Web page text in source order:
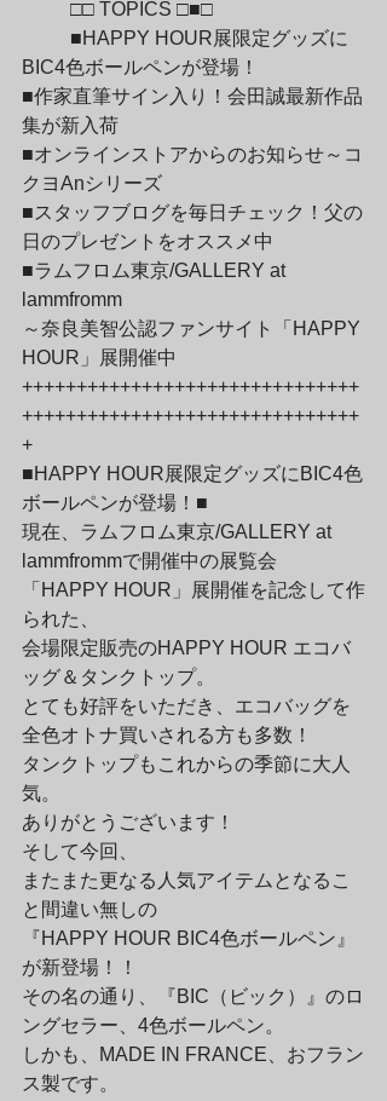
	□□ TOPICS □■□
BIC4色ボールペンが登場！
■作家直筆サイン入り！会田誠最新作品
集が新入荷
■オンラインストアからのお知らせ～コ
クヨAnシリーズ
■スタッフブログを毎日チェック！父の
日のプレゼントをオススメ中
■ラムフロム東京/GALLERY at
lammfromm
～奈良美智公認ファンサイト「HAPPY
HOUR」展開催中
+++++++++++++++++++++++++++++++
+++++++++++++++++++++++++++++++
+
■HAPPY HOUR展限定グッズにBIC4色
ボールペンが登場！■
現在、ラムフロム東京/GALLERY at
lammfrommで開催中の展覧会
「HAPPY HOUR」展開催を記念して作
られた、
会場限定販売のHAPPY HOUR エコバ
ッグ＆タンクトップ。
とても好評をいただき、エコバッグを
全色オトナ買いされる方も多数！
タンクトップもこれからの季節に大人
気。
ありがとうございます！
そして今回、
またまた更なる人気アイテムとなるこ
と間違い無しの
『HAPPY HOUR BIC4色ボールペン』
が新登場！！
その名の通り、『BIC（ビック）』のロ
ングセラー、4色ボールペン。
しかも、MADE IN FRANCE、おフラン
ス製です。